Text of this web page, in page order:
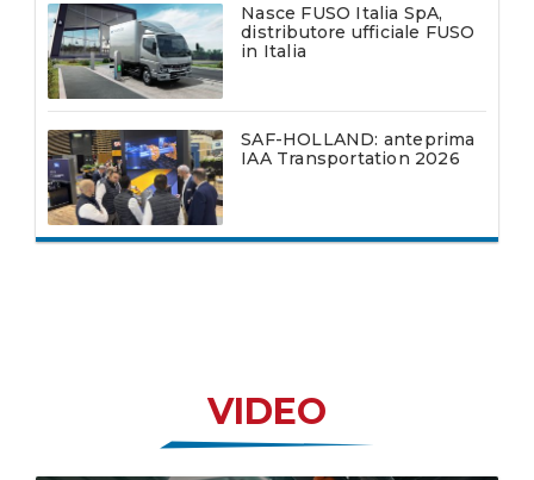
Nasce FUSO Italia SpA,
distributore ufficiale FUSO
in Italia
SAF-HOLLAND: anteprima
IAA Transportation 2026
VIDEO